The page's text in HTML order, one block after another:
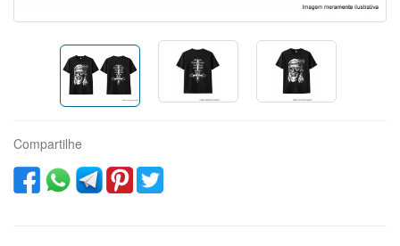
Compartilhe